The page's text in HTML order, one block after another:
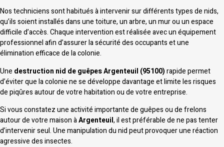
Nos techniciens sont habitués à intervenir sur différents types de nids,
qu’ils soient installés dans une toiture, un arbre, un mur ou un espace
difficile d’accès. Chaque intervention est réalisée avec un équipement
professionnel afin d’assurer la sécurité des occupants et une
élimination efficace de la colonie.
Une destruction nid de guêpes Argenteuil (95100)rapide permet
d’éviter que la colonie ne se développe davantage et limite les risques
de piqûres autour de votre habitation ou de votre entreprise.
Si vous constatez une activité importante de guêpes ou de frelons
autour de votre maison àArgenteuil, il est préférable de ne pas tenter
d’intervenir seul. Une manipulation du nid peut provoquer une réaction
agressive des insectes.